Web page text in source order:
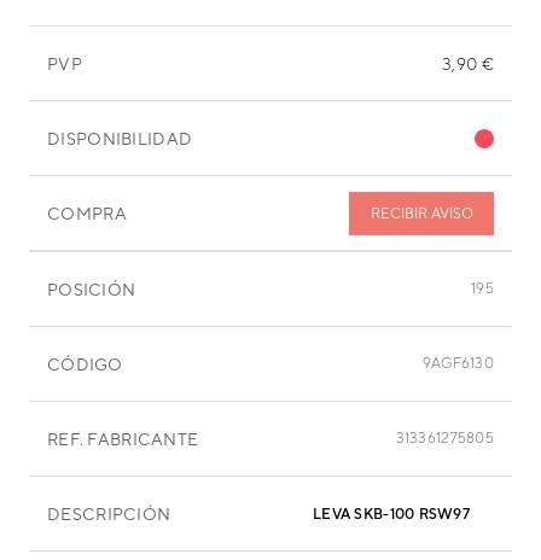
PVP 3,90 €
DISPONIBILIDAD
COMPRA RECIBIR AVISO
POSICIÓN 195
CÓDIGO 9AGF6130
REF. FABRICANTE 313361275805
DESCRIPCIÓN LEVA SKB-100 RSW97